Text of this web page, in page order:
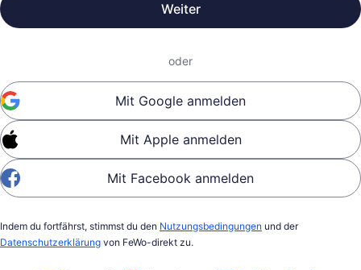
Weiter
oder
Mit Google anmelden
Mit Apple anmelden
Mit Facebook anmelden
Indem du fortfährst, stimmst du den Nutzungsbedingungen und der
Datenschutzerklärung von FeWo-direkt zu.